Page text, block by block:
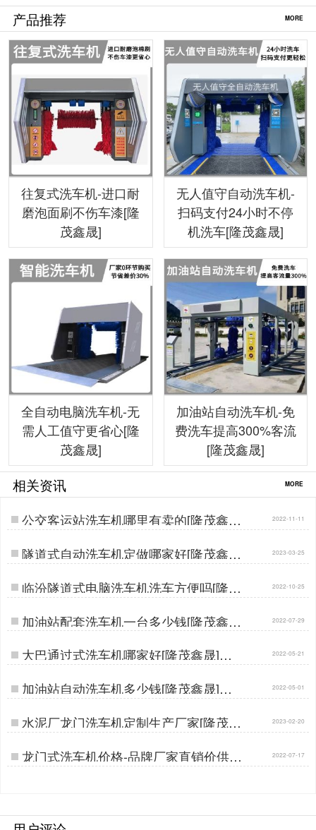
产品推荐 MORE
往复式洗车机-进口耐
磨泡面刷不伤车漆[隆
茂鑫晟]
无人值守自动洗车机-
扫码支付24小时不停
机洗车[隆茂鑫晟]
全自动电脑洗车机-无
需人工值守更省心[隆
茂鑫晟]
加油站自动洗车机-免
费洗车提高300%客流
[隆茂鑫晟]
相关资讯 MORE
公交客运站洗车机哪里有卖的[隆茂鑫晟]
…
2022-11-11
隧道式自动洗车机定做哪家好[隆茂鑫晟]
…
2023-03-25
临汾隧道式电脑洗车机洗车方便吗[隆茂
鑫晟]…
2022-10-25
加油站配套洗车机一台多少钱[隆茂鑫晟]
…
2022-07-29
大巴通过式洗车机哪家好[隆茂鑫晟]… 2022-05-21
加油站自动洗车机多少钱[隆茂鑫晟]… 2022-05-01
水泥厂龙门洗车机定制生产厂家[隆茂鑫
晟]…
2023-02-20
龙门式洗车机价格-品牌厂家直销价供货
[隆茂鑫晟]…
2022-07-17